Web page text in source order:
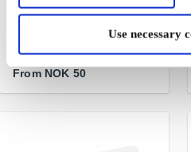
Use necessary
Surprise someone you care
about with a special
shopping experience
From NOK 50